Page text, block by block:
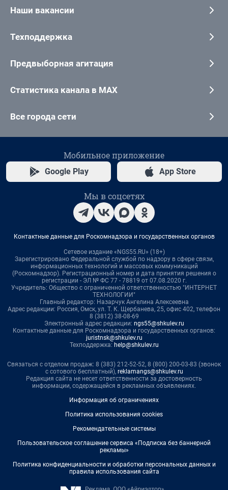
Наши вакансии
Техподдержка
Предвыборная агитация
Статистика канала в MAX
Все города сети
Мобильное приложение
Google Play App Store
Мы в соцсетях
Контактные данные для Роскомнадзора и государственных органов
Сетевое издание «NGS55.RU» (18+)
Зарегистрировано Федеральной службой по надзору в сфере связи,
информационных технологий и массовых коммуникаций
(Роскомнадзор). Регистрационный номер и дата принятия решения о
регистрации - ЭЛ № ФС 77 - 78819 от 07.08.2020 г.
Учредитель: Общество с ограниченной ответственностью "ИНТЕРНЕТ
ТЕХНОЛОГИИ"
Главный редактор: Назарчук Ангелина Алексеевна
Адрес редакции: Россия, Омск, ул. Т. К. Щербанева, 25, офис 402, телефон
8 (3812) 38-08-69
Электронный адрес редакции: ngs55@shkulev.ru
Контактные данные для Роскомнадзора и государственных органов:
juristnsk@shkulev.ru
Техподдержка: help@shkulev.ru
Связаться с отделом продаж: 8 (383) 212-52-52, 8 (800) 200-03-83 (звонок
с сотового бесплатный), reklamangs@shkulev.ru
Редакция сайта не несет ответственности за достоверность
информации, содержащейся в рекламных объявлениях.
Информация об ограничениях
Политика использования cookies
Рекомендательные системы
Пользовательское соглашение сервиса «Подписка без баннерной
рекламы»
Политика конфиденциальности и обработки персональных данных и
правила использования сайта